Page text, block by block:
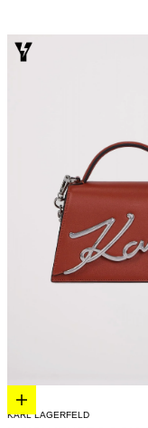
Elige opciones
KARL LAGERFELD